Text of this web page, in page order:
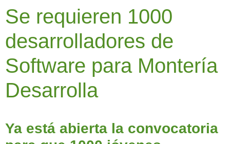
Se requieren 1000
desarrolladores de
Software para Montería
Desarrolla
Ya está abierta la convocatoria